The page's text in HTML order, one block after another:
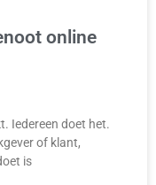
online
Iedereen doet het.
of klant,
is